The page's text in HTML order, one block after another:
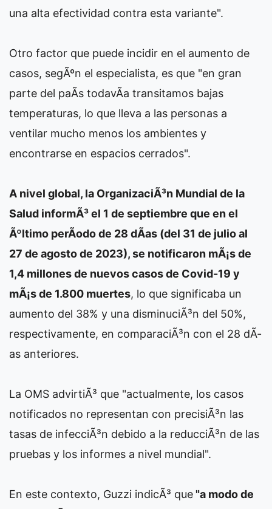
una alta efectividad contra esta variante".
Otro factor que puede incidir en el aumento de
casos, segÃºn el especialista, es que "en gran
parte del paÃ­s todavÃ­a transitamos bajas
temperaturas, lo que lleva a las personas a
ventilar mucho menos los ambientes y
encontrarse en espacios cerrados".
A nivel global, la OrganizaciÃ³n Mundial de la
Salud informÃ³ el 1 de septiembre que en el
Ãºltimo perÃ­odo de 28 dÃ­as (del 31 de julio al
27 de agosto de 2023), se notificaron mÃ¡s de
1,4 millones de nuevos casos de Covid-19 y
mÃ¡s de 1.800 muertes, lo que significaba un
aumento del 38% y una disminuciÃ³n del 50%,
respectivamente, en comparaciÃ³n con el 28 dÃ­
as anteriores.
La OMS advirtiÃ³ que "actualmente, los casos
notificados no representan con precisiÃ³n las
tasas de infecciÃ³n debido a la reducciÃ³n de las
pruebas y los informes a nivel mundial".
En este contexto, Guzzi indicÃ³ que"a modo de